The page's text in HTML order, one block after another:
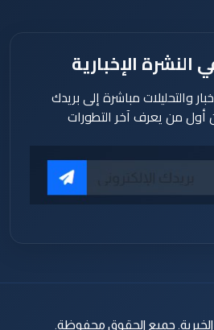
النشرة الإخبارية
والتحليلات مباشرة إلى بريدك
أول من يعرف آخر التطورات